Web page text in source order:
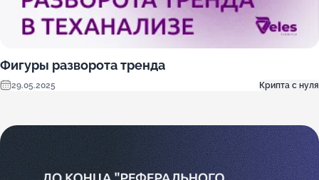
Фигуры разворота тренда
29.05.2025 Крипта с нуля